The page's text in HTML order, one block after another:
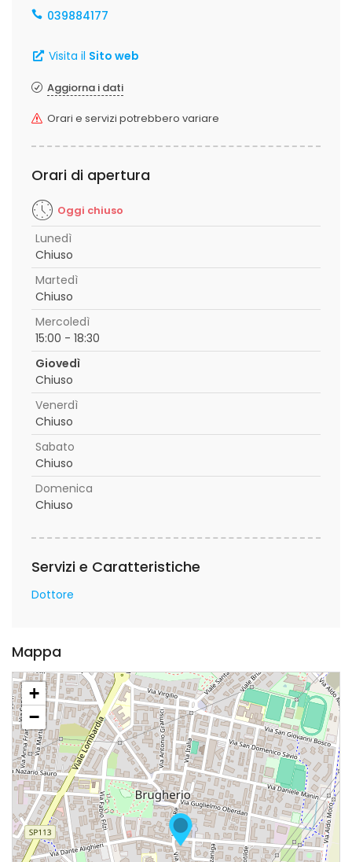
039884177
Visita il Sito web
Aggiorna i dati
Orari e servizi potrebbero variare
Orari di apertura
Oggi chiuso
Lunedì
Chiuso
Martedì
Chiuso
Mercoledì
15:00 - 18:30
Giovedì
Chiuso
Venerdì
Chiuso
Sabato
Chiuso
Domenica
Chiuso
Servizi e Caratteristiche
Dottore
Mappa
+
−